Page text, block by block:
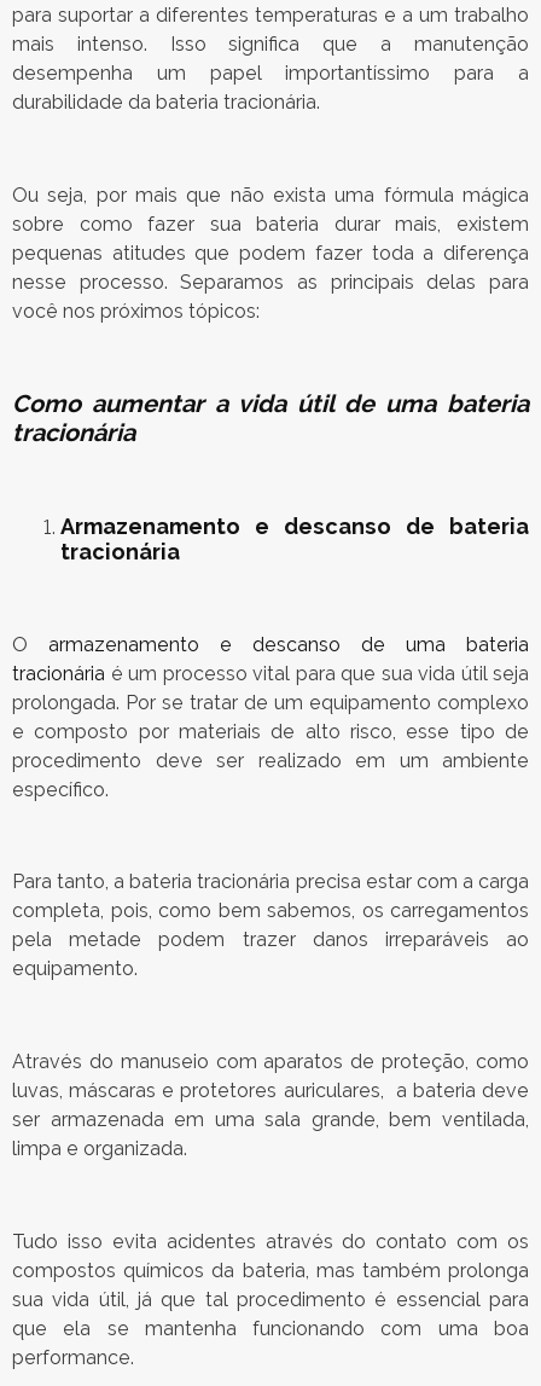
para suportar a diferentes temperaturas e a um trabalho
mais intenso. Isso significa que a manutenção
desempenha um papel importantíssimo para a
durabilidade da bateria tracionária.
Ou seja, por mais que não exista uma fórmula mágica
sobre como fazer sua bateria durar mais, existem
pequenas atitudes que podem fazer toda a diferença
nesse processo. Separamos as principais delas para
você nos próximos tópicos:
Como aumentar a vida útil de uma bateria
tracionária
Armazenamento e descanso de bateria
tracionária
O armazenamento e descanso de uma bateria
tracionária é um processo vital para que sua vida útil seja
prolongada. Por se tratar de um equipamento complexo
e composto por materiais de alto risco, esse tipo de
procedimento deve ser realizado em um ambiente
específico.
Para tanto, a bateria tracionária precisa estar com a carga
completa, pois, como bem sabemos, os carregamentos
pela metade podem trazer danos irreparáveis ao
equipamento.
Através do manuseio com aparatos de proteção, como
luvas, máscaras e protetores auriculares, a bateria deve
ser armazenada em uma sala grande, bem ventilada,
limpa e organizada.
Tudo isso evita acidentes através do contato com os
compostos químicos da bateria, mas também prolonga
sua vida útil, já que tal procedimento é essencial para
que ela se mantenha funcionando com uma boa
performance.